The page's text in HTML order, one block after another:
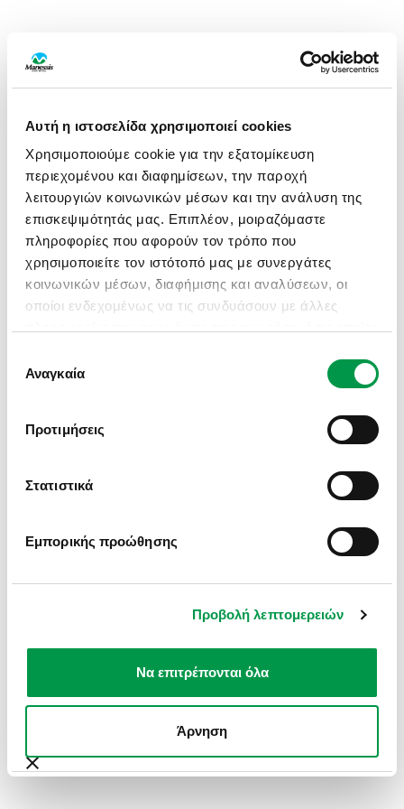
Αυτή η ιστοσελίδα χρησιμοποιεί cookies
Χρησιμοποιούμε cookie για την εξατομίκευση
περιεχομένου και διαφημίσεων, την παροχή
λειτουργιών κοινωνικών μέσων και την ανάλυση της
επισκεψιμότητάς μας. Επιπλέον, μοιραζόμαστε
πληροφορίες που αφορούν τον τρόπο που
χρησιμοποιείτε τον ιστότοπό μας με συνεργάτες
κοινωνικών μέσων, διαφήμισης και αναλύσεων, οι
οποίοι ενδεχομένως να τις συνδυάσουν με άλλες
χρήση των υπηρεσιών τους.
συγκατάθεσης
Αναγκαία
Προτιμήσεις
Στατιστικά
Εμπορικής προώθησης
Προβολή λεπτομερειών
Να επιτρέπονται όλα
Άρνηση
APPLICATION ERROR: A CLIENT-SIDE EXCEPTION HAS